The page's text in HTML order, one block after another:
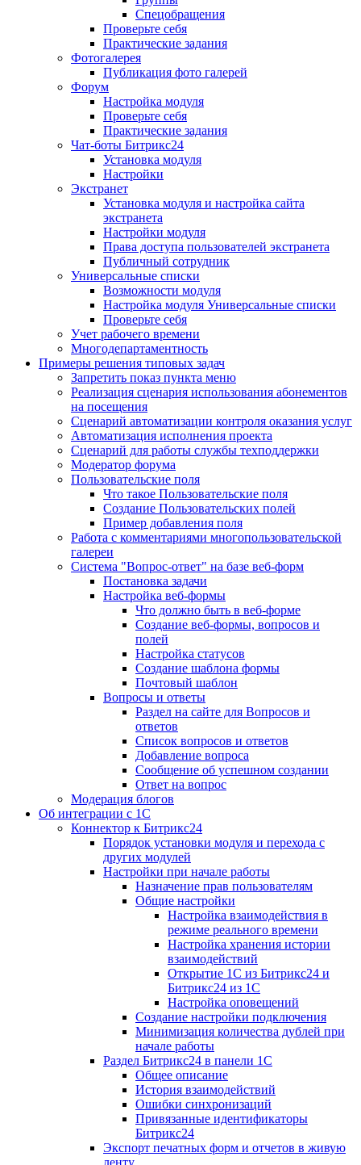
Спецобращения
Проверьте себя
Практические задания
Фотогалерея
Публикация фото галерей
Форум
Настройка модуля
Проверьте себя
Практические задания
Чат-боты Битрикс24
Установка модуля
Настройки
Экстранет
Установка модуля и настройка сайта
экстранета
Настройки модуля
Права доступа пользователей экстранета
Публичный сотрудник
Универсальные списки
Возможности модуля
Настройка модуля Универсальные списки
Проверьте себя
Учет рабочего времени
Многодепартаментность
Примеры решения типовых задач
Запретить показ пункта меню
Реализация сценария использования абонементов
на посещения
Сценарий автоматизации контроля оказания услуг
Автоматизация исполнения проекта
Сценарий для работы службы техподдержки
Модератор форума
Пользовательские поля
Что такое Пользовательские поля
Создание Пользовательских полей
Пример добавления поля
Работа с комментариями многопользовательской
галереи
Система "Вопрос-ответ" на базе веб-форм
Постановка задачи
Настройка веб-формы
Что должно быть в веб-форме
Создание веб-формы, вопросов и
полей
Настройка статусов
Создание шаблона формы
Почтовый шаблон
Вопросы и ответы
Раздел на сайте для Вопросов и
ответов
Список вопросов и ответов
Добавление вопроса
Сообщение об успешном создании
Ответ на вопрос
Модерация блогов
Об интеграции с 1С
Коннектор к Битрикс24
Порядок установки модуля и перехода с
других модулей
Настройки при начале работы
Назначение прав пользователям
Общие настройки
Настройка взаимодействия в
режиме реального времени
Настройка хранения истории
взаимодействий
Открытие 1С из Битрикс24 и
Битрикс24 из 1С
Настройка оповещений
Создание настройки подключения
Минимизация количества дублей при
начале работы
Раздел Битрикс24 в панели 1С
Общее описание
История взаимодействий
Ошибки синхронизаций
Привязанные идентификаторы
Битрикс24
Экспорт печатных форм и отчетов в живую
ленту